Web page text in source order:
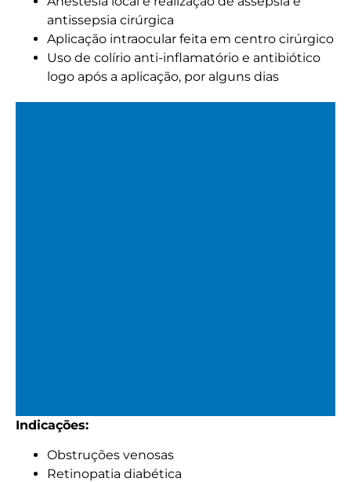
antissepsia cirúrgica
Aplicação intraocular feita em centro cirúrgico
Uso de colírio anti-inflamatório e antibiótico
logo após a aplicação, por alguns dias
Laser e Micropulso
Indicações:
Obstruções venosas
Retinopatia diabética